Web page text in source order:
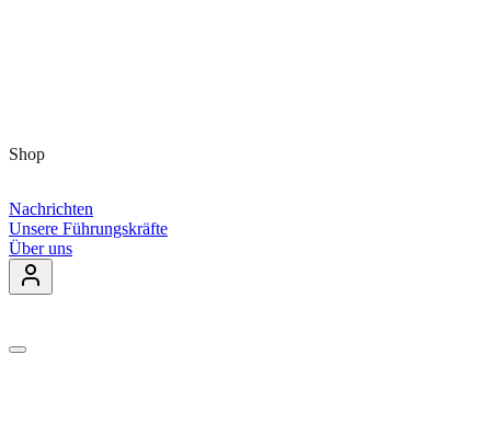
Shop
Nachrichten
Unsere Führungskräfte
Über uns